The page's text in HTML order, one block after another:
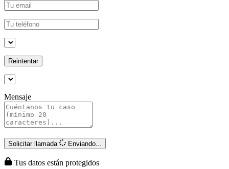
Reintentar
Mensaje
Solicitar llamada Enviando...
Tus datos están protegidos